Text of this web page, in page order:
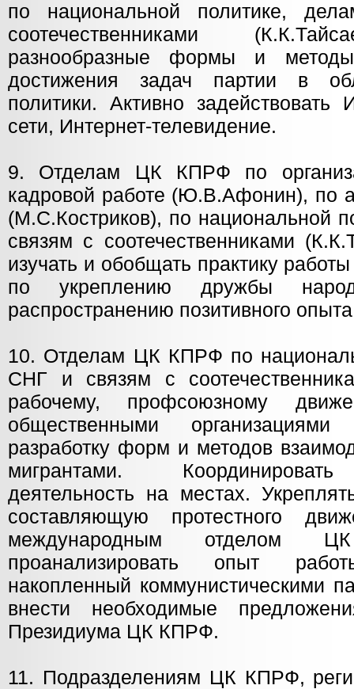
по национальной политике,
соотечественниками
разнообразные формы и
достижения задач партии в
политики. Активно задействовать
сети, Интернет-телевидение.
9. Отделам ЦК КПРФ по
кадровой работе (Ю.В.Афонин), по
(М.С.Костриков), по национальной
связям с соотечественниками
изучать и обобщать практику
по укреплению дружбы
распространению позитивного
10. Отделам ЦК КПРФ по
СНГ и связям с
рабочему, профсоюзному
общественными
разработку форм и методов
мигрантами.
деятельность на местах.
составляющую протестного
международным отделом ЦК
проанализировать опыт
накопленный коммунистическими
внести необходимые
Президиума ЦК КПРФ.
11. Подразделениям ЦК КПРФ,